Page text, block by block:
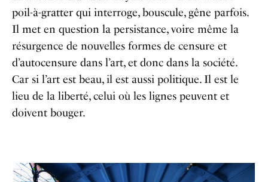
poil-à-gratter qui interroge, bouscule, gêne parfois.
Il met en question la persistance, voire même la
résurgence de nouvelles formes de censure et
d’autocensure dans l’art, et donc dans la société.
Car si l’art est beau, il est aussi politique. Il est le
lieu de la liberté, celui où les lignes peuvent et
doivent bouger.